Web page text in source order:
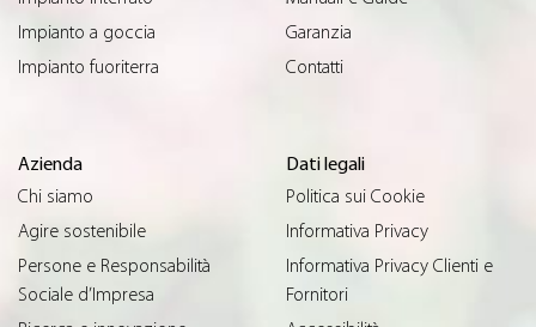
Impianto a goccia
Impianto fuoriterra
Garanzia
Contatti
Azienda
Chi siamo
Agire sostenibile
Persone e Responsabilità
Sociale d’Impresa
Dati legali
Politica sui Cookie
Informativa Privacy
Informativa Privacy Clienti e
Fornitori